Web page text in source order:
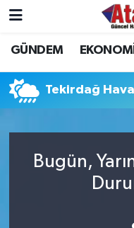
GÜNDEM EKONOMİ
Tekirdağ
Bugün,
Hava Durumu
Trafik Durumu
Tüm Manşetler